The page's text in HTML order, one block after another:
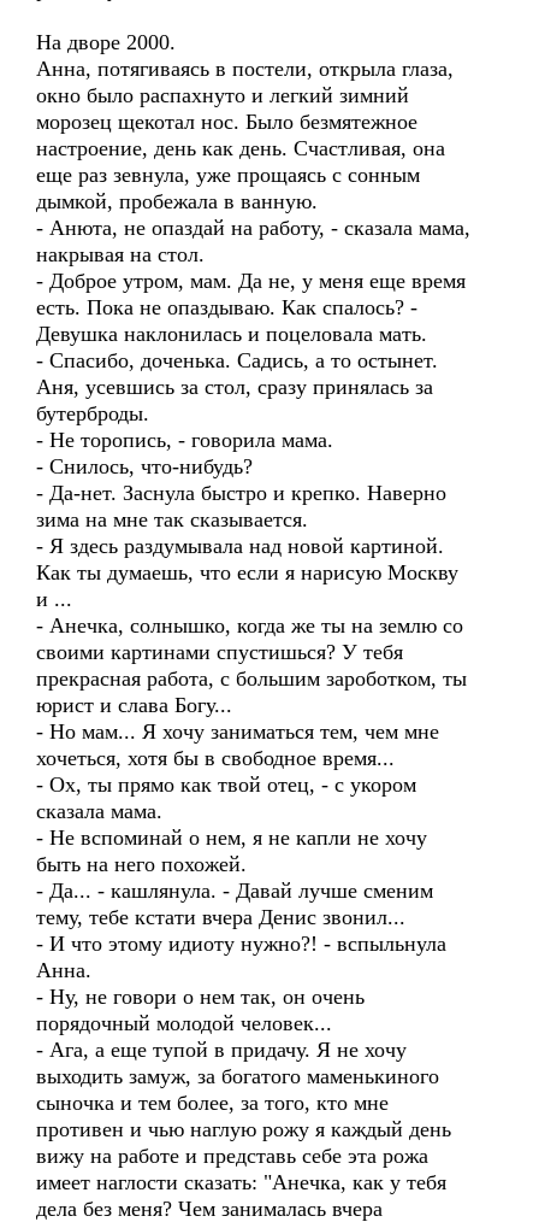
На дворе 2000.
Анна, потягиваясь в постели, открыла глаза,
окно было распахнуто и легкий зимний
морозец щекотал нос. Было безмятежное
настроение, день как день. Счастливая, она
еще раз зевнула, уже прощаясь с сонным
дымкой, пробежала в ванную.
- Анюта, не опаздай на работу, - сказала мама,
накрывая на стол.
- Доброе утром, мам. Да не, у меня еще время
есть. Пока не опаздываю. Как спалось? -
Девушка наклонилась и поцеловала мать.
- Спасибо, доченька. Садись, а то остынет.
Аня, усевшись за стол, сразу принялась за
бутерброды.
- Не торопись, - говорила мама.
- Снилось, что-нибудь?
- Да-нет. Заснула быстро и крепко. Наверно
зима на мне так сказывается.
- Я здесь раздумывала над новой картиной.
Как ты думаешь, что если я нарисую Москву
и ...
- Анечка, солнышко, когда же ты на землю со
своими картинами спустишься? У тебя
прекрасная работа, с большим зароботком, ты
юрист и слава Богу...
- Но мам... Я хочу заниматься тем, чем мне
хочеться, хотя бы в свободное время...
- Ох, ты прямо как твой отец, - с укором
сказала мама.
- Не вспоминай о нем, я не капли не хочу
быть на него похожей.
- Да... - кашлянула. - Давай лучше сменим
тему, тебе кстати вчера Денис звонил...
- И что этому идиоту нужно?! - вспыльнула
Анна.
- Ну, не говори о нем так, он очень
порядочный молодой человек...
- Ага, а еще тупой в придачу. Я не хочу
выходить замуж, за богатого маменькиного
сыночка и тем более, за того, кто мне
противен и чью наглую рожу я каждый день
вижу на работе и представь себе эта рожа
имеет наглости сказать: "Анечка, как у тебя
дела без меня? Чем занималась вчера